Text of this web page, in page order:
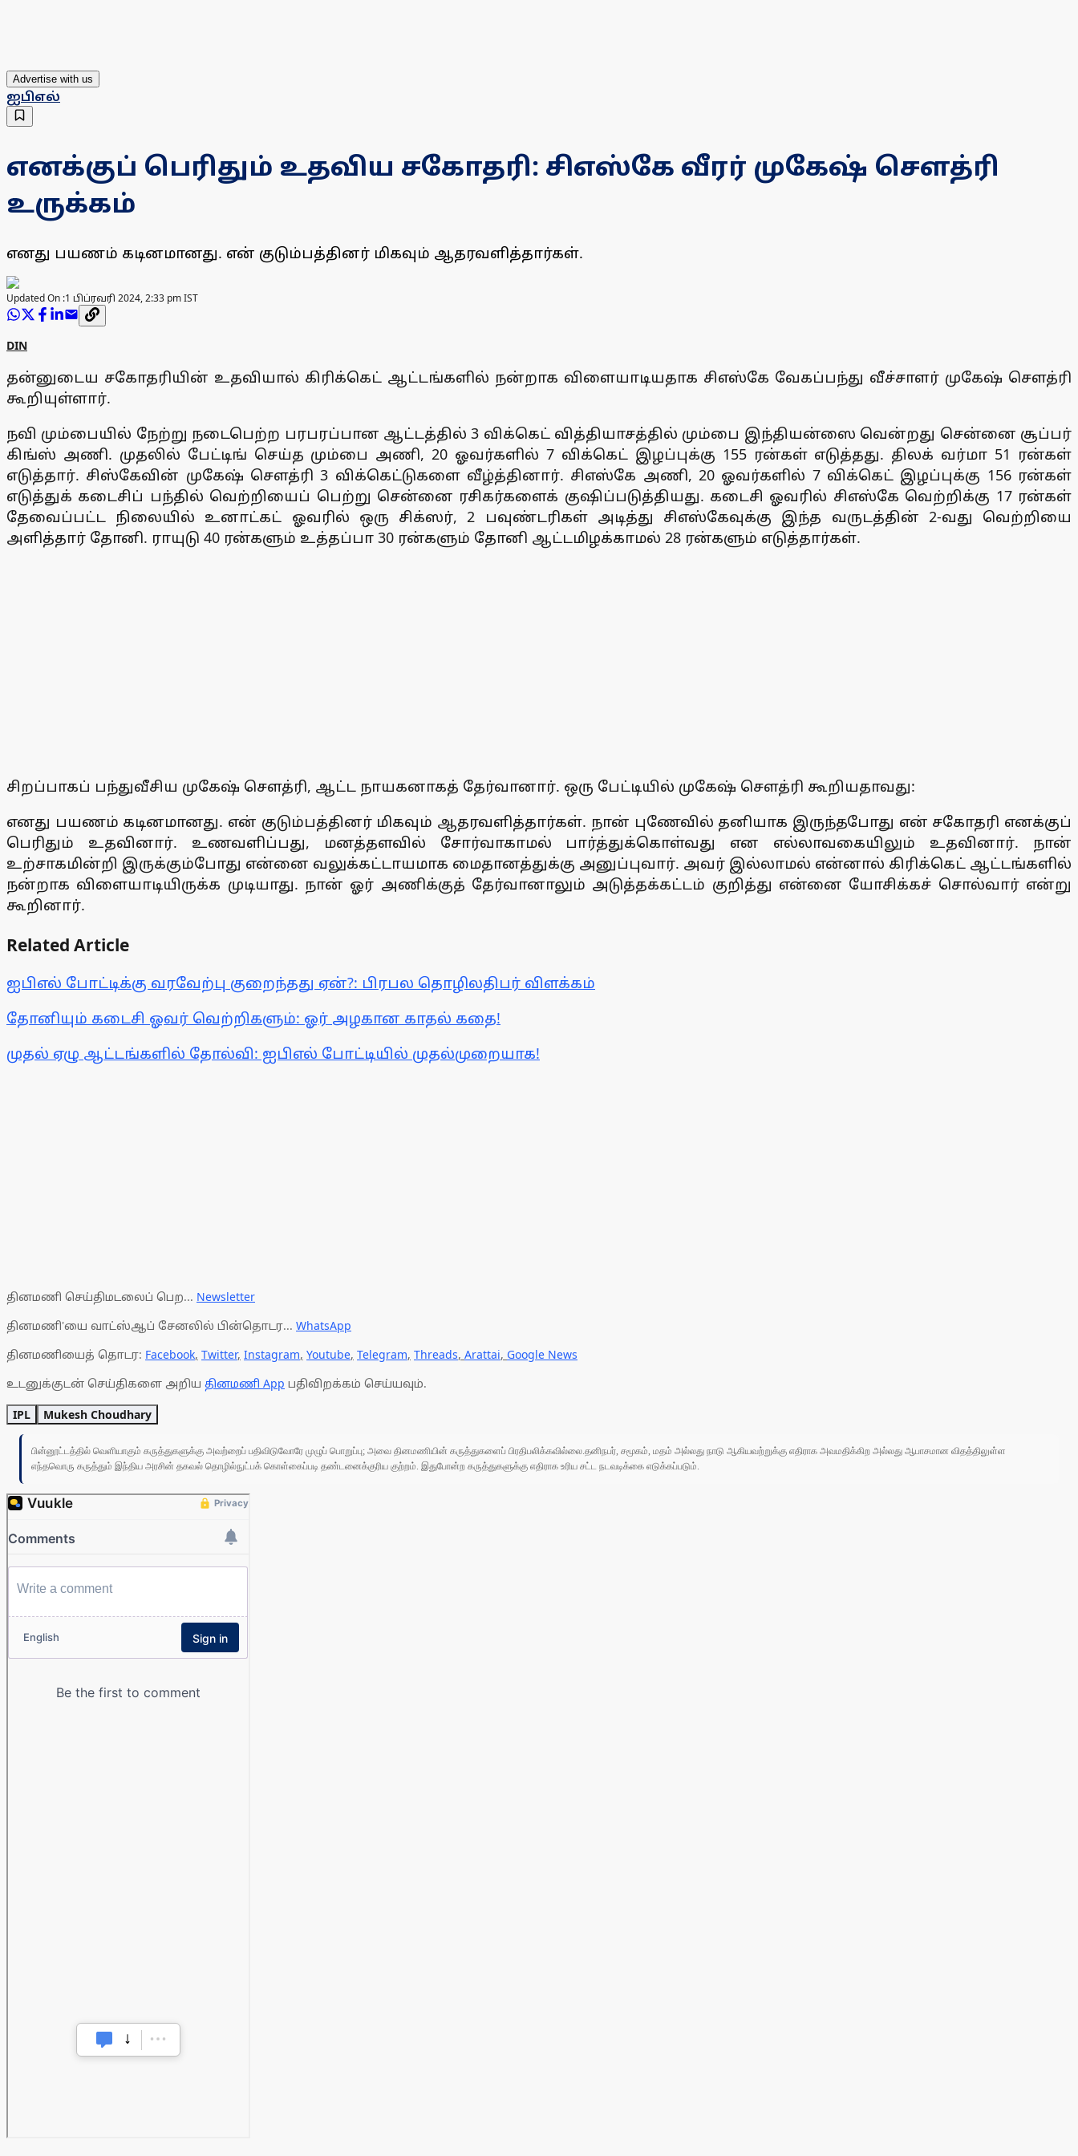
Advertise with us
ஐபிஎல்
எனக்குப் பெரிதும் உதவிய சகோதரி: சிஎஸ்கே வீரர் முகேஷ் செளத்ரி
உருக்கம்
எனது பயணம் கடினமானது. என் குடும்பத்தினர் மிகவும் ஆதரவளித்தார்கள்.
Updated On :1 பிப்ரவரி 2024, 2:33 pm IST
DIN
தன்னுடைய சகோதரியின் உதவியால் கிரிக்கெட் ஆட்டங்களில் நன்றாக விளையாடியதாக சிஎஸ்கே வேகப்பந்து வீச்சாளர் முகேஷ் செளத்ரி
கூறியுள்ளார்.
நவி மும்பையில் நேற்று நடைபெற்ற பரபரப்பான ஆட்டத்தில் 3 விக்கெட் வித்தியாசத்தில் மும்பை இந்தியன்ஸை வென்றது சென்னை சூப்பர்
கிங்ஸ் அணி. முதலில் பேட்டிங் செய்த மும்பை அணி, 20 ஓவர்களில் 7 விக்கெட் இழப்புக்கு 155 ரன்கள் எடுத்தது. திலக் வர்மா 51 ரன்கள்
எடுத்தார். சிஸ்கேவின் முகேஷ் செளத்ரி 3 விக்கெட்டுகளை வீழ்த்தினார். சிஎஸ்கே அணி, 20 ஓவர்களில் 7 விக்கெட் இழப்புக்கு 156 ரன்கள்
எடுத்துக் கடைசிப் பந்தில் வெற்றியைப் பெற்று சென்னை ரசிகர்களைக் குஷிப்படுத்தியது. கடைசி ஓவரில் சிஎஸ்கே வெற்றிக்கு 17 ரன்கள்
தேவைப்பட்ட நிலையில் உனாட்கட் ஓவரில் ஒரு சிக்ஸர், 2 பவுண்டரிகள் அடித்து சிஎஸ்கேவுக்கு இந்த வருடத்தின் 2-வது வெற்றியை
அளித்தார் தோனி. ராயுடு 40 ரன்களும் உத்தப்பா 30 ரன்களும் தோனி ஆட்டமிழக்காமல் 28 ரன்களும் எடுத்தார்கள்.
சிறப்பாகப் பந்துவீசிய முகேஷ் செளத்ரி, ஆட்ட நாயகனாகத் தேர்வானார். ஒரு பேட்டியில் முகேஷ் செளத்ரி கூறியதாவது:
எனது பயணம் கடினமானது. என் குடும்பத்தினர் மிகவும் ஆதரவளித்தார்கள். நான் புணேவில் தனியாக இருந்தபோது என் சகோதரி எனக்குப்
பெரிதும் உதவினார். உணவளிப்பது, மனத்தளவில் சோர்வாகாமல் பார்த்துக்கொள்வது என எல்லாவகையிலும் உதவினார். நான்
உற்சாகமின்றி இருக்கும்போது என்னை வலுக்கட்டாயமாக மைதானத்துக்கு அனுப்புவார். அவர் இல்லாமல் என்னால் கிரிக்கெட் ஆட்டங்களில்
நன்றாக விளையாடியிருக்க முடியாது. நான் ஓர் அணிக்குத் தேர்வானாலும் அடுத்தக்கட்டம் குறித்து என்னை யோசிக்கச் சொல்வார் என்று
கூறினார்.
Related Article
ஐபிஎல் போட்டிக்கு வரவேற்பு குறைந்தது ஏன்?: பிரபல தொழிலதிபர் விளக்கம்
தோனியும் கடைசி ஓவர் வெற்றிகளும்: ஓர் அழகான காதல் கதை!
முதல் ஏழு ஆட்டங்களில் தோல்வி: ஐபிஎல் போட்டியில் முதல்முறையாக!
தினமணி செய்திமடலைப் பெற... Newsletter
தினமணி'யை வாட்ஸ்ஆப் சேனலில் பின்தொடர... WhatsApp
தினமணியைத் தொடர: Facebook, Twitter, Instagram, Youtube, Telegram, Threads, Arattai, Google News
உடனுக்குடன் செய்திகளை அறிய தினமணி App பதிவிறக்கம் செய்யவும்.
IPL Mukesh Choudhary
பின்னூட்டத்தில் வெளியாகும் கருத்துகளுக்கு அவற்றைப் பதிவிடுவோரே முழுப் பொறுப்பு; அவை தினமணியின் கருத்துகளைப் பிரதிபலிக்கவில்லை.தனிநபர், சமூகம், மதம் அல்லது நாடு ஆகியவற்றுக்கு எதிராக அவமதிக்கிற அல்லது ஆபாசமான விதத்திலுள்ள
எந்தவொரு கருத்தும் இந்திய அரசின் தகவல் தொழில்நுட்பக் கொள்கைப்படி தண்டனைக்குரிய குற்றம். இதுபோன்ற கருத்துகளுக்கு எதிராக உரிய சட்ட நடவடிக்கை எடுக்கப்படும்.